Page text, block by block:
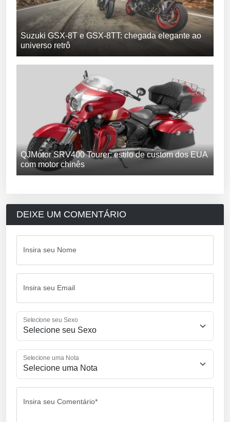
Suzuki GSX-8T e GSX-8TT: chegada elegante ao
universo retrô
QJMotor SRV400 Tourer: estilo de custom dos EUA
com motor chinês
DEIXE UM COMENTÁRIO
Insira seu Nome
Insira seu Email
Selecione seu Sexo
Selecione uma Nota
Insira seu Comentário*